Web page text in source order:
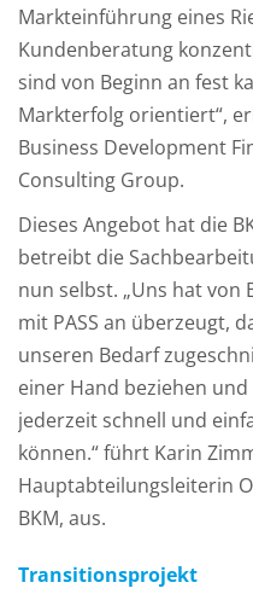
Markteinführung eines
Kundenberatung
sind von Beginn an fest
Markterfolg orientiert“,
Business Development
Consulting Group.
Dieses Angebot hat die
betreibt die
nun selbst. „Uns hat
mit PASS an überzeugt,
unseren Bedarf
einer Hand beziehen
jederzeit schnell und
können.“ führt Karin
Hauptabteilungsleiterin
BKM, aus.
Transitionsprojekt